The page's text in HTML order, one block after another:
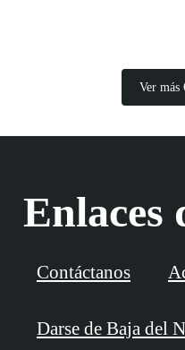
Ver más
Enlaces
Contáctanos
Darse de Baja del